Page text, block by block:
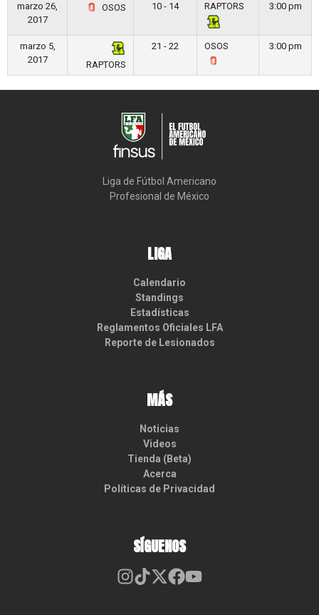
marzo 26,
2017
OSOS 10 - 14 RAPTORS 3:00 pm
marzo 5,
2017
RAPTORS
21 - 22 OSOS 3:00 pm
Liga de Fútbol Americano
Profesional de México
LIGA
Calendario
Standings
Estadísticas
Reglamentos Oficiales LFA
Reporte de Lesionados
MÁS
Noticias
Videos
Tienda (Beta)
Acerca
Políticas de Privacidad
SÍGUENOS